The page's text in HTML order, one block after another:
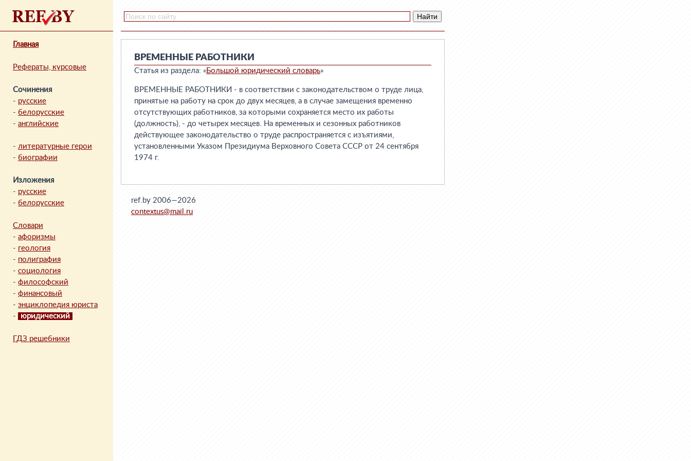
Главная
Рефераты, курсовые
Сочинения
- русские
- белорусские
- английские
- литературные герои
- биографии
Изложения
- русские
- белорусские
Словари
- афоризмы
- геология
- полиграфия
- социология
- философский
- финансовый
- энциклопедия юриста
-
юридический
ГДЗ решебники
ВРЕМЕННЫЕ РАБОТНИКИ
Статья из раздела: «Большой юридический словарь»
ВРЕМЕННЫЕ РАБОТНИКИ - в соответствии с законодательством о труде лица,
принятые на работу на срок до двух месяцев, а в случае замещения временно
отсутствующих работников, за которыми сохраняется место их работы
(должность), - до четырех месяцев. На временных и сезонных работников
действующее законодательство о труде распространяется с изъятиями,
установленными Указом Президиума Верховного Совета СССР от 24 сентября
1974 г.
ref.by 2006—2026
contextus@mail.ru